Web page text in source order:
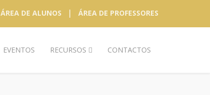
ÁREA DE ALUNOS | ÁREA DE PROFESSORES
EVENTOS RECURSOS CONTACTOS